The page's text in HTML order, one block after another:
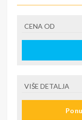
- rezervisane i
jedinici prema
prema opisu -
putovanja
krizu) na destinaciji,
hotela/apartmana
CENA OD
VIŠE DETALJA